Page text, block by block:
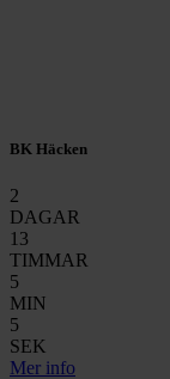
BK Häcken
2
DAGAR
13
TIMMAR
5
MIN
3
SEK
Mer info